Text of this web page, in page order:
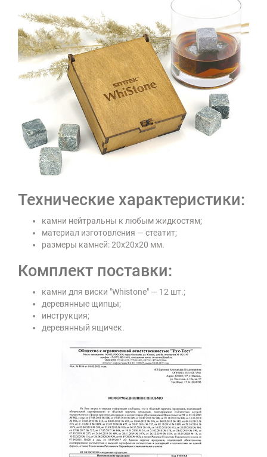
Технические характеристики:
камни нейтральны к любым жидкостям;
материал изготовления — стеатит;
размеры камней: 20х20х20 мм.
Комплект поставки:
кaмни для виски "Whistone" — 12 шт.;
деревянные щипцы;
инструкция;
деревянный ящичек.